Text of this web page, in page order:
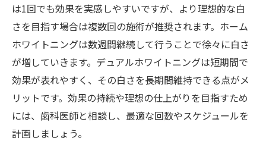
は1回でも効果を実感しやすいですが、より理想的な白
さを目指す場合は複数回の施術が推奨されます。ホーム
ホワイトニングは数週間継続して行うことで徐々に白さ
が増していきます。デュアルホワイトニングは短期間で
効果が表れやすく、その白さを長期間維持できる点がメ
リットです。効果の持続や理想の仕上がりを目指すため
には、歯科医師と相談し、最適な回数やスケジュールを
計画しましょう。